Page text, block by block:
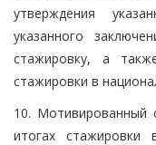
утверждения
указанного
стажировку, а
стажировки в
10. Мотивированный
итогах стажировки